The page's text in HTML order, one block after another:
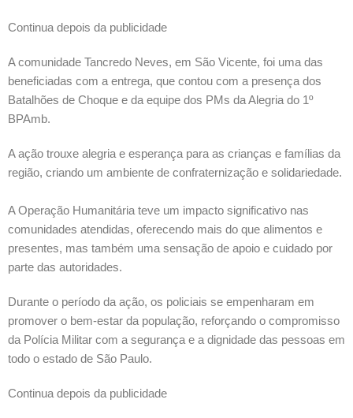
Continua depois da publicidade
A comunidade Tancredo Neves, em São Vicente, foi uma das
beneficiadas com a entrega, que contou com a presença dos
Batalhões de Choque e da equipe dos PMs da Alegria do 1º
BPAmb.
A ação trouxe alegria e esperança para as crianças e famílias da
região, criando um ambiente de confraternização e solidariedade.
A Operação Humanitária teve um impacto significativo nas
comunidades atendidas, oferecendo mais do que alimentos e
presentes, mas também uma sensação de apoio e cuidado por
parte das autoridades.
Durante o período da ação, os policiais se empenharam em
promover o bem-estar da população, reforçando o compromisso
da Polícia Militar com a segurança e a dignidade das pessoas em
todo o estado de São Paulo.
Continua depois da publicidade